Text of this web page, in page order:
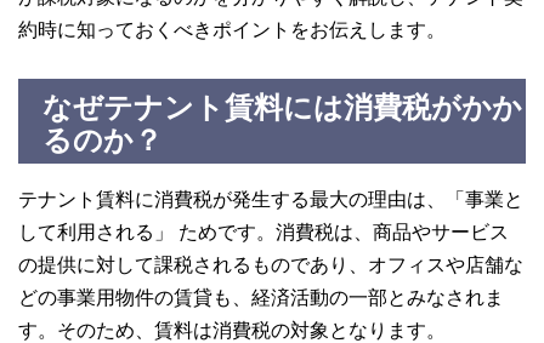
約時に知っておくべきポイントをお伝えします。
なぜテナント賃料には消費税がかか
るのか？
テナント賃料に消費税が発生する最大の理由は、「事業と
して利用される」 ためです。消費税は、商品やサービス
の提供に対して課税されるものであり、オフィスや店舗な
どの事業用物件の賃貸も、経済活動の一部とみなされま
す。そのため、賃料は消費税の対象となります。